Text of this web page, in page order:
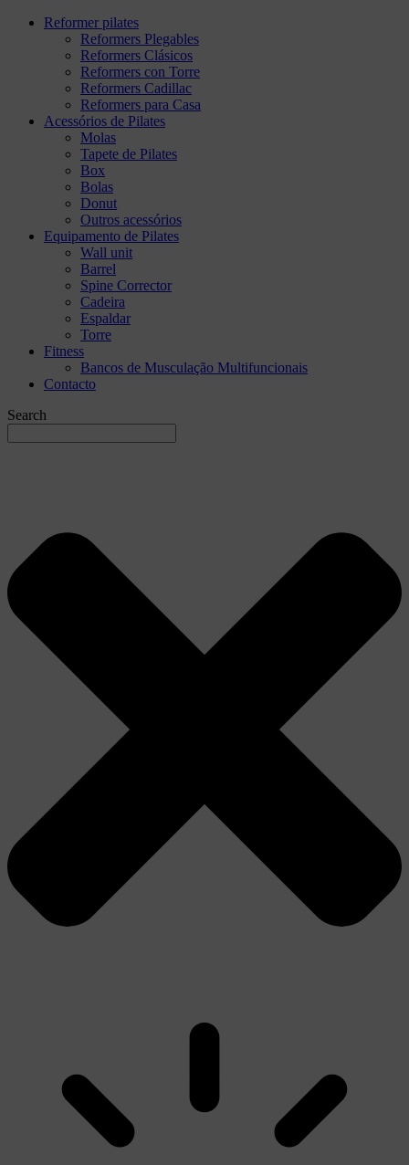
Reformer pilates
Reformers Plegables
Reformers Clásicos
Reformers con Torre
Reformers Cadillac
Reformers para Casa
Acessórios de Pilates
Molas
Tapete de Pilates
Box
Bolas
Donut
Outros acessórios
Equipamento de Pilates
Wall unit
Barrel
Spine Corrector
Cadeira
Espaldar
Torre
Fitness
Bancos de Musculação Multifuncionais
Contacto
Search